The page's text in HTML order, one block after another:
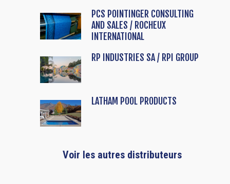
PCS POINTINGER CONSULTING
AND SALES / ROCHEUX
INTERNATIONAL
RP INDUSTRIES SA / RPI GROUP
LATHAM POOL PRODUCTS
Voir les autres distributeurs